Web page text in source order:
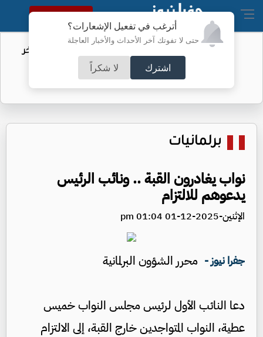
أترغب في تفعيل الإشعارات؟
حتى لا تفوتك آخر الأحداث والأخبار العاجلة
اشترك لا شكراً
النسخة الكاملة
مهاجرو سبتة.. الاتحاد الأوروبي يكشف آخر
التطورات
برلمانيات
نواب يغادرون القبة .. ونائب الرئيس
يدعوهم للالتزام
الإثنين-2025-12-01 01:04 pm
جفرا نيوز - محرر الشؤون البرلمانية
دعا النائب الأول لرئيس مجلس النواب خميس
عطية، النواب المتواجدين خارج القبة، إلى الالتزام